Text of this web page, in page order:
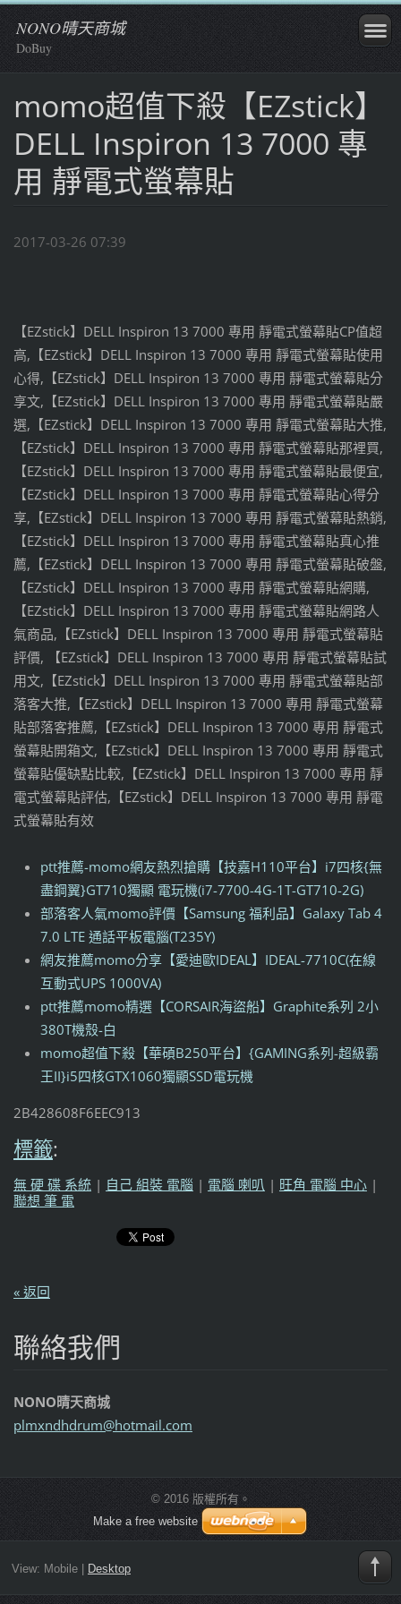
NONO晴天商城
DoBuy
momo超值下殺【EZstick】
DELL Inspiron 13 7000 專
用 靜電式螢幕貼
2017-03-26 07:39
【EZstick】DELL Inspiron 13 7000 專用 靜電式螢幕貼CP值超
高,【EZstick】DELL Inspiron 13 7000 專用 靜電式螢幕貼使用
心得,【EZstick】DELL Inspiron 13 7000 專用 靜電式螢幕貼分
享文,【EZstick】DELL Inspiron 13 7000 專用 靜電式螢幕貼嚴
選,【EZstick】DELL Inspiron 13 7000 專用 靜電式螢幕貼大推,
【EZstick】DELL Inspiron 13 7000 專用 靜電式螢幕貼那裡買,
【EZstick】DELL Inspiron 13 7000 專用 靜電式螢幕貼最便宜,
【EZstick】DELL Inspiron 13 7000 專用 靜電式螢幕貼心得分
享,【EZstick】DELL Inspiron 13 7000 專用 靜電式螢幕貼熱銷,
【EZstick】DELL Inspiron 13 7000 專用 靜電式螢幕貼真心推
薦,【EZstick】DELL Inspiron 13 7000 專用 靜電式螢幕貼破盤,
【EZstick】DELL Inspiron 13 7000 專用 靜電式螢幕貼網購,
【EZstick】DELL Inspiron 13 7000 專用 靜電式螢幕貼網路人
氣商品,【EZstick】DELL Inspiron 13 7000 專用 靜電式螢幕貼
評價, 【EZstick】DELL Inspiron 13 7000 專用 靜電式螢幕貼試
用文,【EZstick】DELL Inspiron 13 7000 專用 靜電式螢幕貼部
落客大推,【EZstick】DELL Inspiron 13 7000 專用 靜電式螢幕
貼部落客推薦,【EZstick】DELL Inspiron 13 7000 專用 靜電式
螢幕貼開箱文,【EZstick】DELL Inspiron 13 7000 專用 靜電式
螢幕貼優缺點比較,【EZstick】DELL Inspiron 13 7000 專用 靜
電式螢幕貼評估,【EZstick】DELL Inspiron 13 7000 專用 靜電
式螢幕貼有效
ptt推薦-momo網友熱烈搶購【技嘉H110平台】i7四核{無
盡鋼翼}GT710獨顯 電玩機(i7-7700-4G-1T-GT710-2G)
部落客人氣momo評價【Samsung 福利品】Galaxy Tab 4
7.0 LTE 通話平板電腦(T235Y)
網友推薦momo分享【愛迪歐IDEAL】IDEAL-7710C(在線
互動式UPS 1000VA)
ptt推薦momo精選【CORSAIR海盜船】Graphite系列 2小
380T機殼-白
momo超值下殺【華碩B250平台】{GAMING系列-超級霸
王II}i5四核GTX1060獨顯SSD電玩機
2B428608F6EEC913
標籤:
無 硬 碟 系統 | 自己 組裝 電腦 | 電腦 喇叭 | 旺角 電腦 中心 |
聯想 筆 電
« 返回
聯絡我們
NONO晴天商城
plmxndhdrum@hotmail.com
© 2016 版權所有。
Make a free website
View: Mobile| Desktop